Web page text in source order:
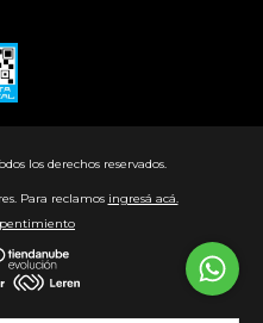
los derechos reservados.
Para reclamos ingresá acá.